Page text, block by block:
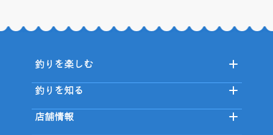
釣りを楽しむ
釣りを知る
店舗情報